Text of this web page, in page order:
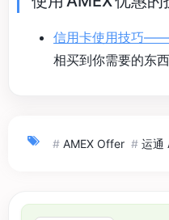
信用卡使用技巧
相买到你需要的东西
# AMEX Offer # 运通